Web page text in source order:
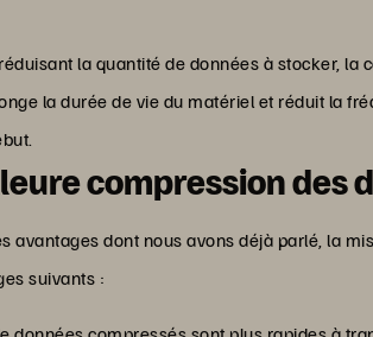
la quantité de données à stocker, la
la durée de vie du matériel et réduit la
compression des
avantages dont nous avons déjà parlé, la
suivants :